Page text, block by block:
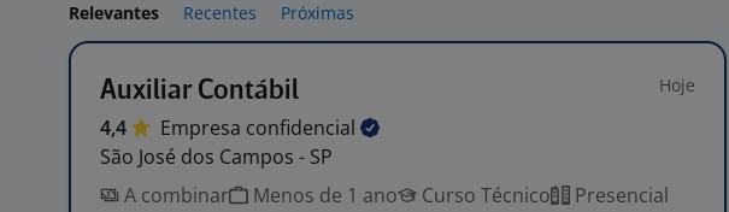
Relevantes Recentes Próximas
Auxiliar Contábil Hoje
4,4 Empresa confidencial
São José dos Campos - SP
A combinar
Menos de 1 ano Curso Técnico
Presencial